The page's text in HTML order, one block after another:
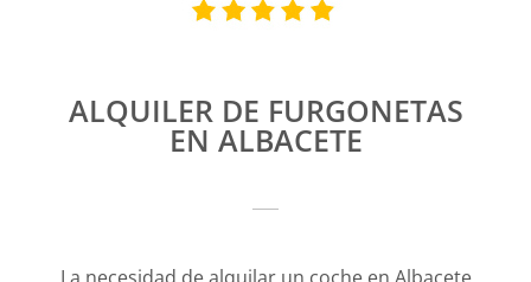
ALQUILER DE FURGONETAS
EN ALBACETE